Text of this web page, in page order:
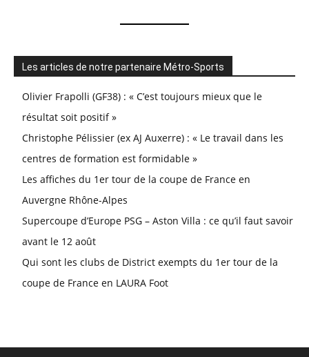
Les articles de notre partenaire Métro-Sports
Olivier Frapolli (GF38) : « C’est toujours mieux que le
résultat soit positif »
Christophe Pélissier (ex AJ Auxerre) : « Le travail dans les
centres de formation est formidable »
Les affiches du 1er tour de la coupe de France en
Auvergne Rhône-Alpes
Supercoupe d’Europe PSG – Aston Villa : ce qu’il faut savoir
avant le 12 août
Qui sont les clubs de District exempts du 1er tour de la
coupe de France en LAURA Foot